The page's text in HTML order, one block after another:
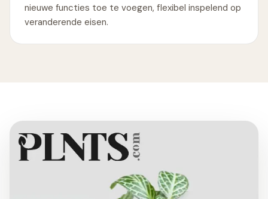
nieuwe functies toe te voegen, flexibel inspelend op
veranderende eisen.